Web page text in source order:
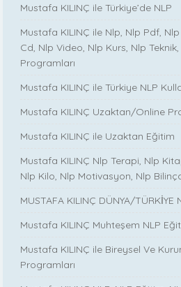
Mustafa KILINÇ ile Türkiye’de NLP
Mustafa KILINÇ ile Nlp, Nlp Pdf,
Cd, Nlp Video, Nlp Kurs, Nlp
Programları
Mustafa KILINÇ ile Türkiye NLP
Mustafa KILINÇ Uzaktan/Online
Mustafa KILINÇ ile Uzaktan Eğitim
Mustafa KILINÇ Nlp Terapi, Nlp
Nlp Kilo, Nlp Motivasyon, Nlp
MUSTAFA KILINÇ DÜNYA/TÜRKİYE
Mustafa KILINÇ Muhteşem NLP
Mustafa KILINÇ ile Bireysel Ve
Programları